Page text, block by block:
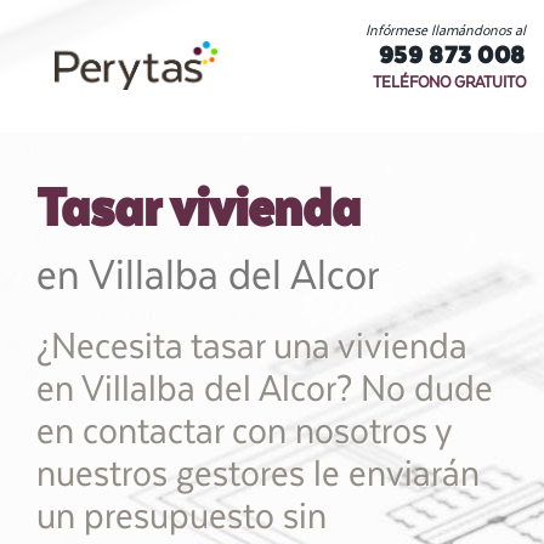
Infórmese llamándonos al
959 873 008
TELÉFONO GRATUITO
Tasar vivienda
en Villalba del Alcor
¿Necesita tasar una vivienda
en Villalba del Alcor? No dude
en contactar con nosotros y
nuestros gestores le enviarán
un presupuesto sin